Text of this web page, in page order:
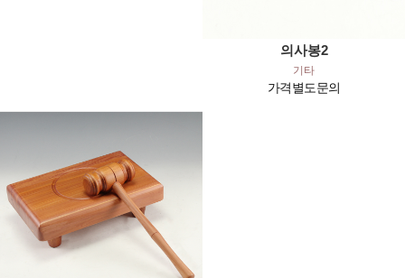
의사봉2
기타
가격별도문의